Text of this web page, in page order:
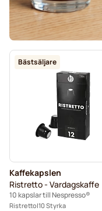
Bästsäljare
Kaffekapslen
Ristretto - Vardagskaffe
10 kapslar till Nespresso®
Ristretto 10 Styrka